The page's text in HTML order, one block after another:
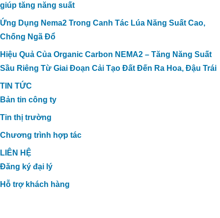
LÝ TRIỆT ĐỂ MÙI HÔI TRONG CHĂN
TĨNH
giúp tăng năng suất
Ứng Dụng Nema2 Trong Canh Tác Lúa Năng Suất Cao,
Chống Ngã Đổ
Hiệu Quả Của Organic Carbon NEMA2 – Tăng Năng Suất
Sầu Riêng Từ Giai Đoạn Cải Tạo Đất Đến Ra Hoa, Đậu Trái
TIN TỨC
Bản tin công ty
Tin thị trường
Chương trình hợp tác
LIÊN HỆ
Đăng ký đại lý
Hỗ trợ khách hàng